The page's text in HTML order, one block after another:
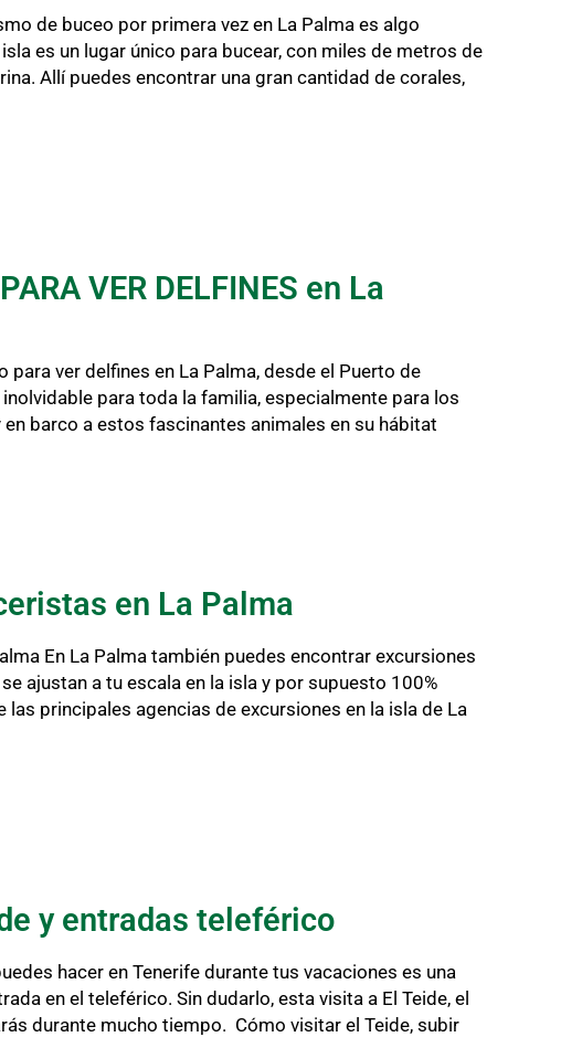
de buceo por primera vez en La Palma es algo
es un lugar único para bucear, con miles de metros de
Allí puedes encontrar una gran cantidad de corales,
VER DELFINES en La
para ver delfines en La Palma, desde el Puerto de
para toda la familia, especialmente para los
barco a estos fascinantes animales en su hábitat
en La Palma
En La Palma también puedes encontrar excursiones
ajustan a tu escala en la isla y por supuesto 100%
las principales agencias de excursiones en la isla de La
y entradas teleférico
hacer en Tenerife durante tus vacaciones es una
en el teleférico. Sin dudarlo, esta visita a El Teide, el
durante mucho tiempo. Cómo visitar el Teide, subir